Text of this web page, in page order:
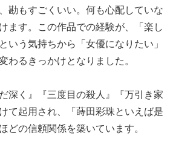
勘もすごくいい。何も心配していな
ます。この作品での経験が、「楽し
いう気持ちから「女優になりたい」
わるきっかけとなりました。
深く』『三度目の殺人』『万引き家
て起用され、「蒔田彩珠といえば是
どの信頼関係を築いています。